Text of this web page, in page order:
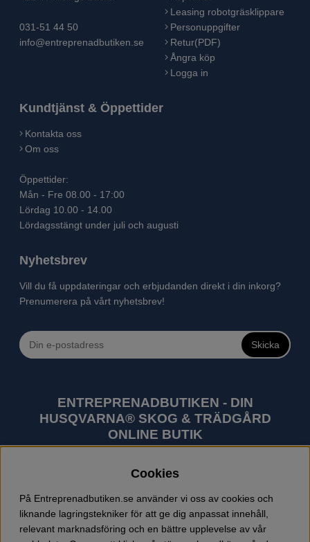
031-51 44 50
info@entreprenadbutiken.se
Leasing robotgräsklippare
Personuppgifter
Retur(PDF)
Ångra köp
Logga in
Kundtjänst & Öppettider
Kontakta oss
Om oss
Öppettider:
Mån - Fre 08.00 - 17:00
Lördag 10.00 - 14.00
Lördagsstängt under juli och augusti
Nyhetsbrev
Vill du få uppdateringar och erbjudanden direkt i din inkorg?
Prenumerera på vårt nyhetsbrev!
Skicka
ENTREPRENADBUTIKEN - DIN
HUSQVARNA® SKOG & TRÄDGÅRD
ONLINE BUTIK
utomhusprodukter som skogsmaskiner och
trädgårdsmaskiner. I sortimentet finns bl.a. robotgräsklippare,
motorsågar, röjsågar, trimmers, riders, åkgräsklippare,
trädgårdstraktorer, gräsklippare, häcksaxar, lövblåsar,
jordfräsar, snöslungor, skyddskläder och arbetskläder.
Cookies
På Entreprenadbutiken.se använder vi oss av cookies och
liknande lagringstekniker för att ge dig anpassat innehåll,
relevant marknadsföring och en bättre upplevelse av vår